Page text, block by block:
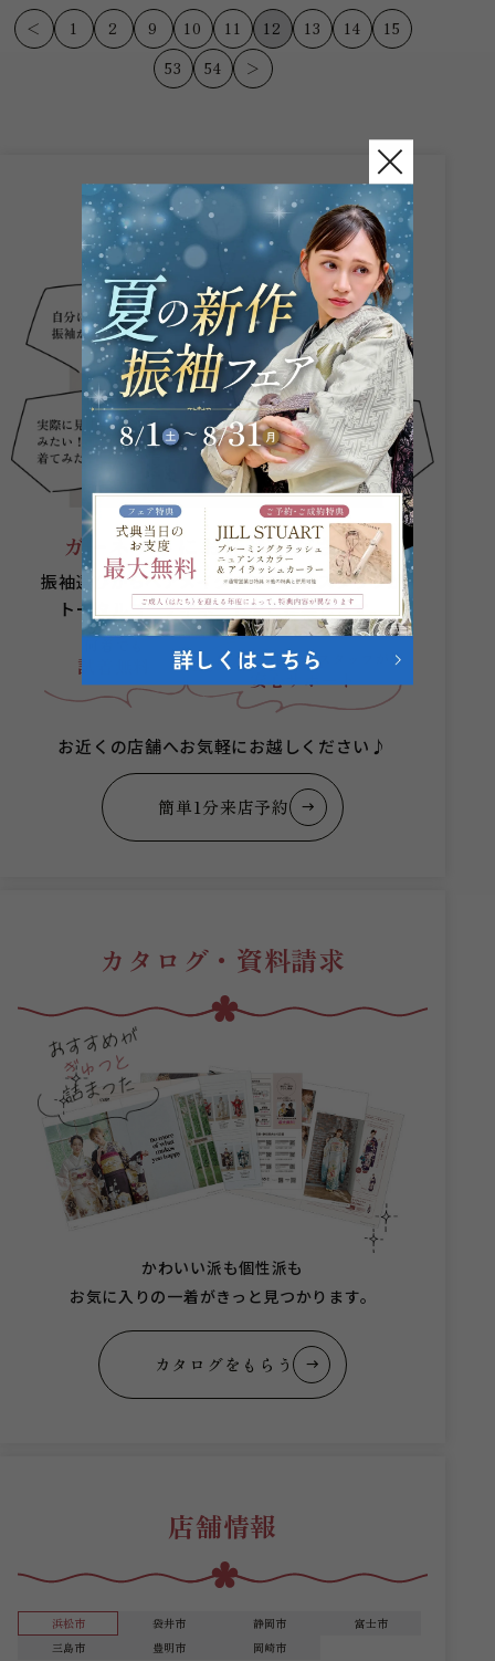
♪ 令和9年（２０２７...
影、当日のお仕度ま...
＜ 1 2 9 10 11 12 13 14
15
53
54 ＞
こんなお悩み
ありませんか？
ガーネットにお任せください。
振袖選びからヘアメイクまでプロのスタッフが
トータルコーディネートをご提案します。
試着無料 成人式当日までスタッフが
安心サポート
お近くの店舗へお気軽にお越しください♪
簡単1分来店予約
カタログ・資料請求
かわいい派も個性派も
お気に入りの一着がきっと見つかります。
カタログをもらう
店舗情報
浜松市 袋井市 静岡市
富士市
三島市
豊明市 岡崎市